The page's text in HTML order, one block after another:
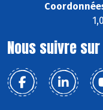
Nous suivre sur